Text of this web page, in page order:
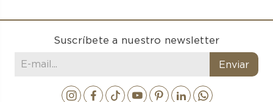
Suscríbete a nuestro newsletter